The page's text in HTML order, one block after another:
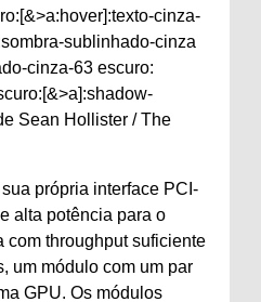
cinza-
sublinhado-cinza
cinza-63 escuro:
Sean Hollister / The
própria interface PCI-
alta potência para o
com throughput suficiente
um módulo com um par
GPU. Os módulos